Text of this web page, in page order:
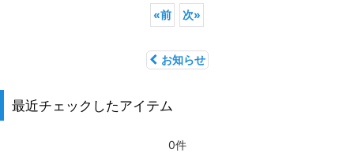
«前 次»
お知らせ
最近チェックしたアイテム
0件